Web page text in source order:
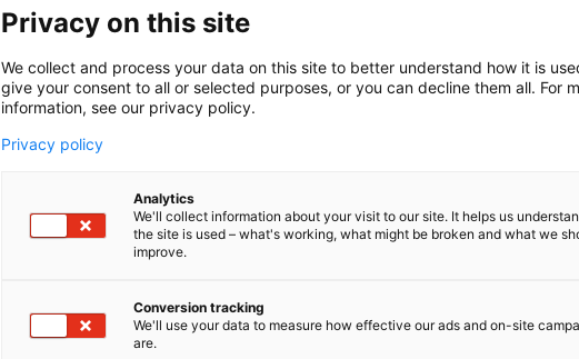
m
Tervetuloa kohtaamaan energian ja vetytalouden
Esittelyssä energian ja vetytalouden ykköstapahtumat vuosille
tutustumaan Expomarkin Energy Loungeen, osasto 7g141.
Privacy on this site
We collect and process your data on this site to better understand how it is
give your consent to all or selected purposes, or you can decline them all. For
information, see our privacy policy.
Privacy policy
Analytics
We'll collect information about your visit to our site. It helps us
the site is used – what's working, what might be broken and what we
improve.
Conversion tracking
We'll use your data to measure how effective our ads and on-site
are.